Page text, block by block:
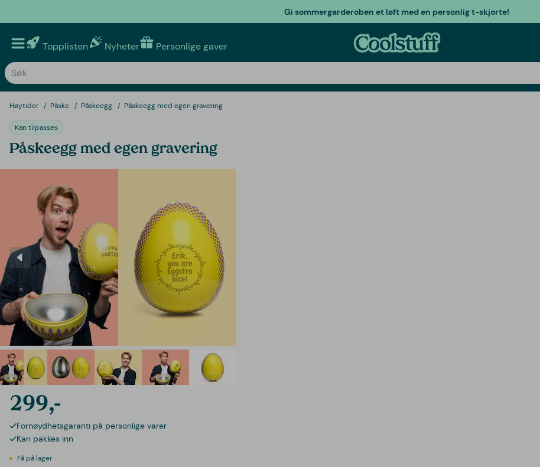
Gi sommergarderoben et løft med en personlig t-skjorte!
Topplisten Nyheter Personlige gaver
Høytider Påske Påskeegg Påskeegg med egen gravering
Kan tilpasses
Påskeegg med egen gravering
299,-
Fornøydhetsgaranti på personlige varer
Kan pakkes inn
Få på lager